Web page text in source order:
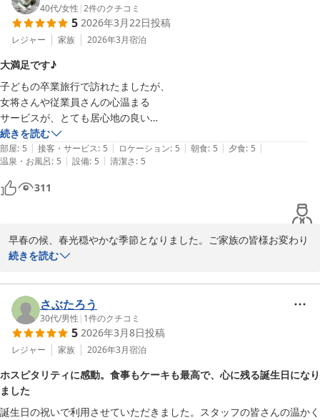
て御礼申し上げます。
信州にご親戚があり、お兄妹様と法事でお越しくださったとのこ
ようなご縁で別所温泉はよくお越しになると伺い、別所の湯がお好
きでお越しくださることを嬉しく思いました。お兄妹様とっても仲
が良く、私も色々お話をさせて頂き楽しいひと時を過ごさせて頂き
ました。
また、こちらにいらっしゃる際には当館を思い出して頂けると幸い
でございます。またのご来館スタッフ一同「お帰りなさい」という
気持ちで心よりお待ちしております。
桜の便りもすぐそこまで届いております。ご自愛のくださいますよ
うお祈りしております。
九代目　女将　土井康子
別所温泉 旅館 中松屋
2026-03-21
40代/女性 |2件のクチコミ
5 2026年3月22日投稿
レジャー 家族 2026年3月宿泊
大満足です♪
子どもの卒業旅行で訪れたましたが、
女将さんや従業員さんの心温まる
サービスが、とても居心地の良い
空間にしてくれました。
夕食や朝食も美味しく、
また旅館の大浴場や公衆浴場の温泉も
気持ちが良かったです。
今回、初めて宿泊しましたが、
続きを読む
部屋: 5 | 接客・サービス: 5 | ロケーション: 5 | 朝食: 5 | 夕食: 5 |
温泉・お風呂: 5 | 設備: 5 | 清潔さ: 5
311
早春の候、春光穏やかな季節となりました。ご家族の皆様お変わり
なくお過ごしの事と存じます。
たこと、心より感謝申し上げます。
また、大変嬉しいお言葉を頂戴し、スタッフ一同嬉しく拝読させて
いただきました。このような温かいお言葉を頂戴いたしますと私共
も明日への励みとなります。重ねて御礼申し上げます。
この度は、息子さんの次男さんのご卒業のお祝いで当館にお越しい
も楽しいひと時を過ごさせていただきました。長男さんが大の真田
ファン、真田幸村の隠し湯石湯が当館の近くにあり、石湯のご説明
をすると大変お喜びいただき、「ダッシュで写真を撮りに行く。」
続きを読む
さぶたろう
30代/男性 | 1件のクチコミ
5 2026年3月8日投稿
レジャー 家族 2026年3月宿泊
ホスピタリティに感動。食事もケーキも最高で、心に残る誕生日になり
ました
​誕生日の祝いで利用させていただきました。スタッフの皆さんの温かく